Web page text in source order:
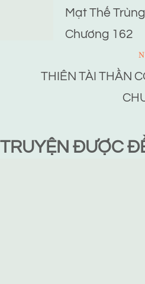
NavigationMạt Thế
Chương 162
THIÊN TÀI THẦN
TRUYỆN ĐƯỢC